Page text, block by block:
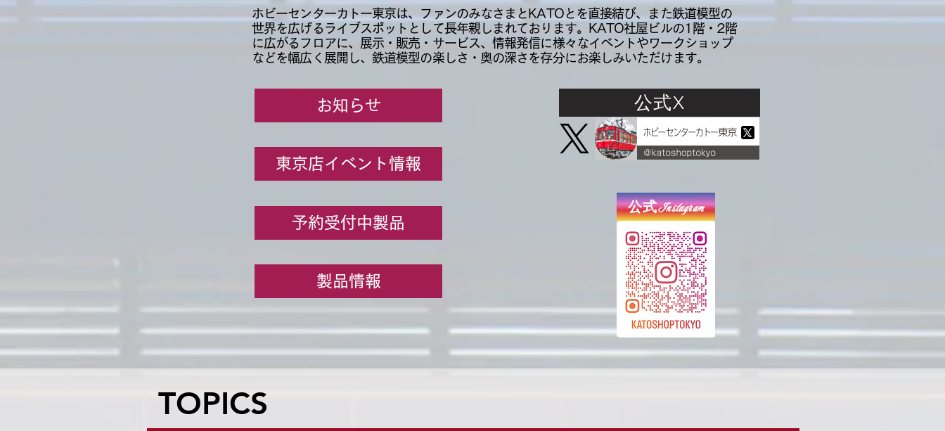
ホビーセンターカトー東京は、ファンのみなさまとKATOとを直接結び、また鉄道模型の
世界を広げるライブスポットとして長年親しまれております。KATO社屋ビルの1階・2階
に広がるフロアに、展示・販売・サービス、情報発信に様々なイベントやワークショップ
などを幅広く展開し、鉄道模型の楽しさ・奥の深さを存分にお楽しみいただけます。
お知らせ
東京店イベント情報
予約受付中製品
製品情報
公式X
公式Instagram
TOPICS